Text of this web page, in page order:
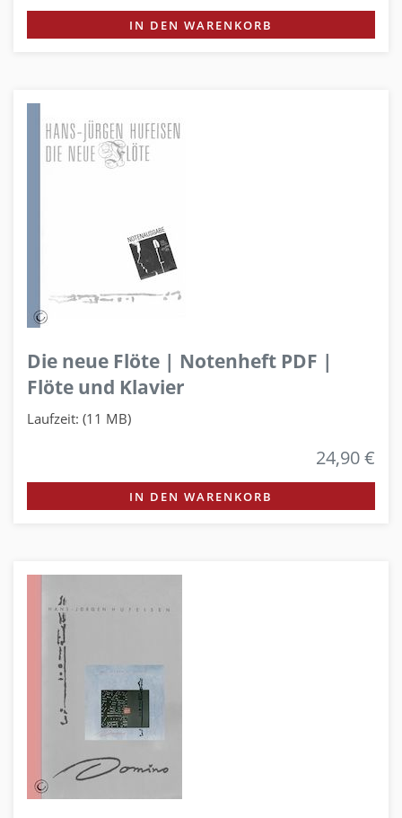
IN DEN WARENKORB
Die neue Flöte | Notenheft PDF |
Flöte und Klavier
Laufzeit: (11 MB)
24,90 €
IN DEN WARENKORB